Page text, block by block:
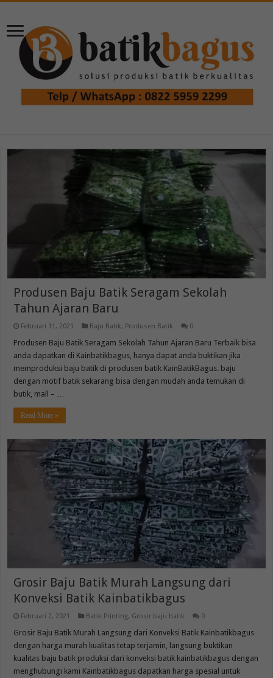
Produsen Baju Batik Seragam Sekolah
Tahun Ajaran Baru
Februari 11, 2021 Baju Batik, Produsen Batik 0
Produsen Baju Batik Seragam Sekolah Tahun Ajaran Baru Terbaik bisa
anda dapatkan di Kainbatikbagus, hanya dapat anda buktikan jika
memproduksi baju batik di produsen batik KainBatikBagus. baju
dengan motif batik sekarang bisa dengan mudah anda temukan di
butik, mall – …
Read More »
Grosir Baju Batik Murah Langsung dari
Konveksi Batik Kainbatikbagus
Februari 2, 2021 Batik Printing, Grosir baju batik 0
Grosir Baju Batik Murah Langsung dari Konveksi Batik Kainbatikbagus
dengan harga murah kualitas tetap terjamin, langsung buktikan
kualitas baju batik produksi dari konveksi batik kainbatikbagus dengan
menghubungi kami Kainbatikbagus dapatkan harga spesial untuk